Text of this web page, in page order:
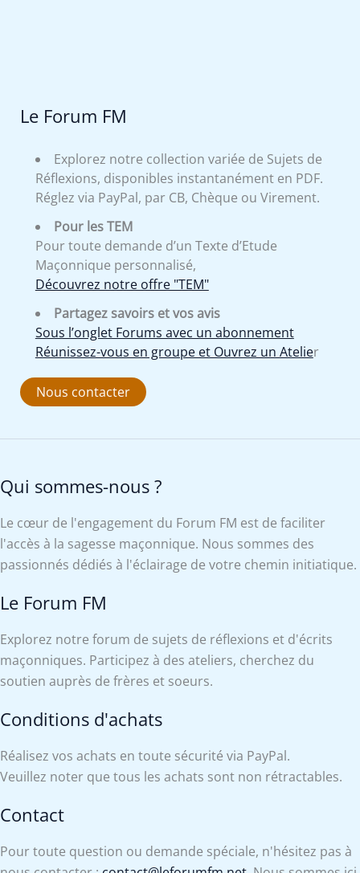
Le Forum FM
Explorez notre collection variée de Sujets de
Réflexions, disponibles instantanément en PDF.
Réglez via PayPal, par CB, Chèque ou Virement.
Pour les TEM
Pour toute demande d’un Texte d’Etude
Maçonnique personnalisé,
Découvrez notre offre "TEM"
Partagez savoirs et vos avis
Sous l’onglet Forums avec un abonnement
Réunissez-vous en groupe et Ouvrez un Atelier
Nous contacter
Qui sommes-nous ?
Le cœur de l'engagement du Forum FM est de faciliter
l'accès à la sagesse maçonnique. Nous sommes des
passionnés dédiés à l'éclairage de votre chemin initiatique.
Le Forum FM
Explorez notre forum de sujets de réflexions et d'écrits
maçonniques. Participez à des ateliers, cherchez du
soutien auprès de frères et soeurs.
Conditions d'achats
Réalisez vos achats en toute sécurité via PayPal.
Veuillez noter que tous les achats sont non rétractables.
Contact
Pour toute question ou demande spéciale, n'hésitez pas à